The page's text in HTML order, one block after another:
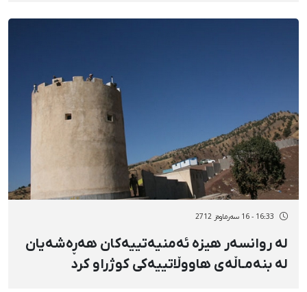
16:33 - 16 سەرماوەز 2712
لە روانسەر هیزە ئەمنیەتییەکان هەڕەشەیان
لە بنەمـاڵەی هاووڵاتییەکی کوژراو کرد